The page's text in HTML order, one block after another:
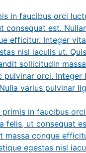
in faucibus orci
consequat est.
efficitur. Integer
nisl iaculis ut.
sollicitudin
orci. Integer
varius pulvinar
primis in faucibus
felis, ut consequat
massa congue
egestas nisl